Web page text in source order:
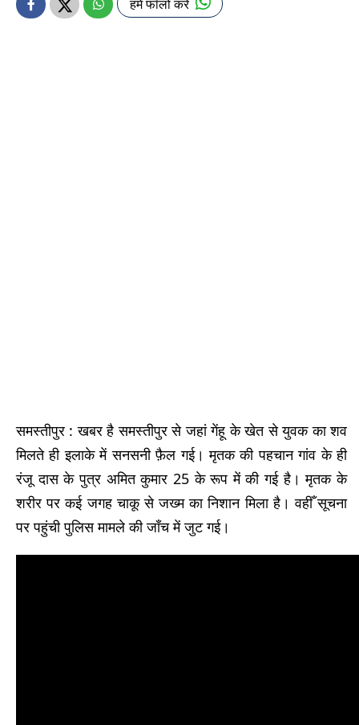
हमें फॉलो करें
समस्तीपुर : खबर है समस्तीपुर से जहां गेंहू के खेत से युवक का शव
मिलते ही इलाके में सनसनी फ़ैल गई। मृतक की पहचान गांव के ही
रंजू दास के पुत्र अमित कुमार 25 के रूप में की गई है। मृतक के
शरीर पर कई जगह चाकू से जख्म का निशान मिला है। वहीँ सूचना
पर पहुंची पुलिस मामले की जाँच में जुट गई।